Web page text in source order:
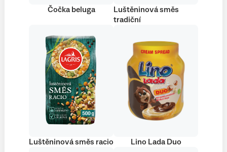
Čočka beluga
Luštěninová směs
tradiční
Luštěninová směs racio Lino Lada Duo